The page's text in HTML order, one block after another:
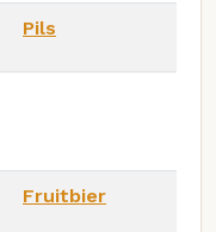
Pils
Fruitbier